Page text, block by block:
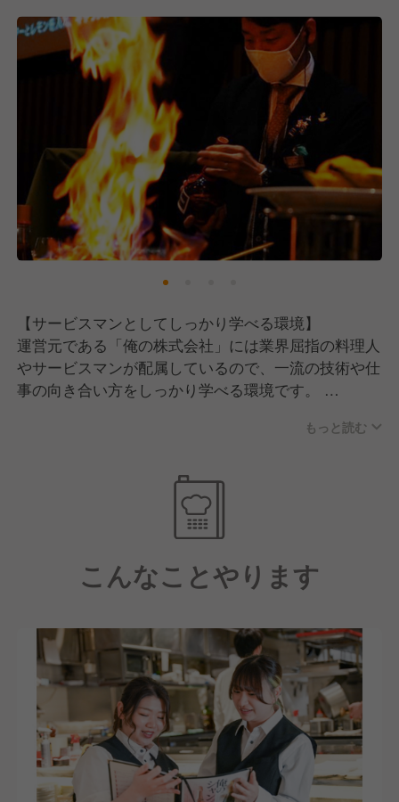
舗はスタッフ同士の仲が良いのも自慢の一つです。
※無記名アンケートでは9割のスタッフが「職場の人
間関係がいい」と回答してくれています！
《六つの精進》
私たちはお客様に最高の料理と最高のサービスをお届
けするために、下記の6つの項目を大切にしながら
日々業務に取り組んでいます。
1.誰にも負けない努力をする
2.謙虚にして驕らず
3.毎日の反省（利己の反省及び利己の払拭）
4.生きていることに感謝する（幸せを感じる心は"是
を知る"心から生まれる）
5.善行、利他行を積む
6.感性的な悩みをしない
だからこそ私たちは、あなたのスキル・経験より、あ
なたの"人柄"を大切にしています。
ことになります。
■私たちの理念に共感できる
■利他の精神を持って、お客様や他のスタッフを思い
やって行動できる
■柔軟性を持って仕事に取り組める方
■チームワークを大切にできる方
【サービスマンとしてしっかり学べる環境】
運営元である「俺の株式会社」には業界屈指の料理人
やサービスマンが配属しているので、一流の技術や仕
事の向き合い方をしっかり学べる環境です。
当店ではA5ランク黒毛和牛を一頭買いしているから
高の焼肉体験をお届けしています。
サービス・接客スキルを磨けるのはもちろんですが、
肉の知識や部位ごとの特徴を学びながら、お客様への
ご提案もおこなっていただける環境です。
そして、私たちは飲食業界で働いてくれる人を"育て
入社後は1人につき1人の育成担当者がマンツーマンで
つき、できることから丁寧にお教えします。
そのほか、明確な基準に基づいた人事評価制度を導入
し、年1回の評価面談に加え、数ヶ月前にも事前面談
を実施しています。
技術や経験だけでなく、人柄や努力をしっかりと評価
する文化なので、自分の強みや課題を把握しながら、
着実にステップアップできます。
もっと読む
こんなことやります